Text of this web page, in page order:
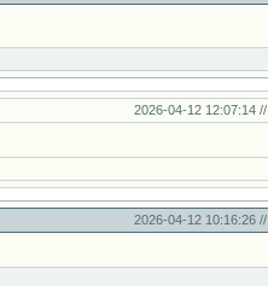
2026-04-12 12:07:14 //
2026-04-12 10:16:26 //